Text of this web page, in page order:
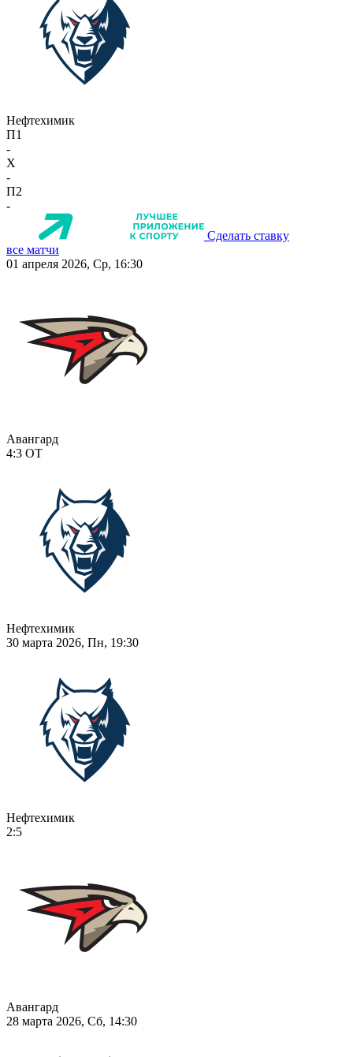
Нефтехимик
П1
-
X
-
П2
-
Сделать ставку
все матчи
01 апреля 2026, Ср, 16:30
Авангард
4:3 ОТ
Нефтехимик
30 марта 2026, Пн, 19:30
Нефтехимик
2:5
Авангард
28 марта 2026, Сб, 14:30